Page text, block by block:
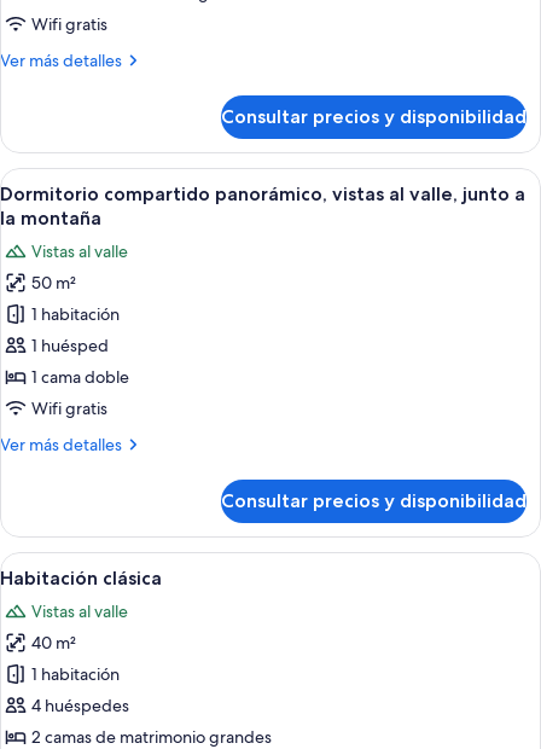
a
montaña,
la
pista
de
esquí
Wifi gratis
Ver más detalles
Más
superior,
vistas
a
la
junto
a
la
pista
de
Consultar precios y disponibilidad
Abrir
todas
fotos
de
Dormitorio
compartido
panorámico,
vistas
valle,
la
montaña
Habitación con dos camas, cada
7
Dormitorio compartido panorámico, vistas al valle, junto a
la montaña
Vistas al valle
50 m²
1 habitación
1 huésped
1 cama doble
Wifi gratis
Ver más detalles
Más
compartido
panorámico,
vistas
valle,
junto
la
montaña
Consultar precios y disponibilidad
Abrir
todas
las
fotos
de
Habitación
clásica
Una cabaña de madera rústica con
7
Habitación clásica
Vistas al valle
40 m²
1 habitación
4 huéspedes
2 camas de matrimonio grandes